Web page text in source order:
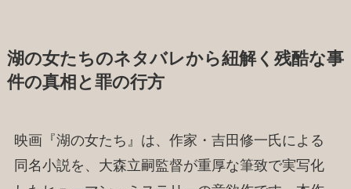
湖の女たちのネタバレから紐解く残酷な事
件の真相と罪の行方
映画『湖の女たち』は、作家・吉田修一氏による
同名小説を、大森立嗣監督が重厚な筆致で実写化